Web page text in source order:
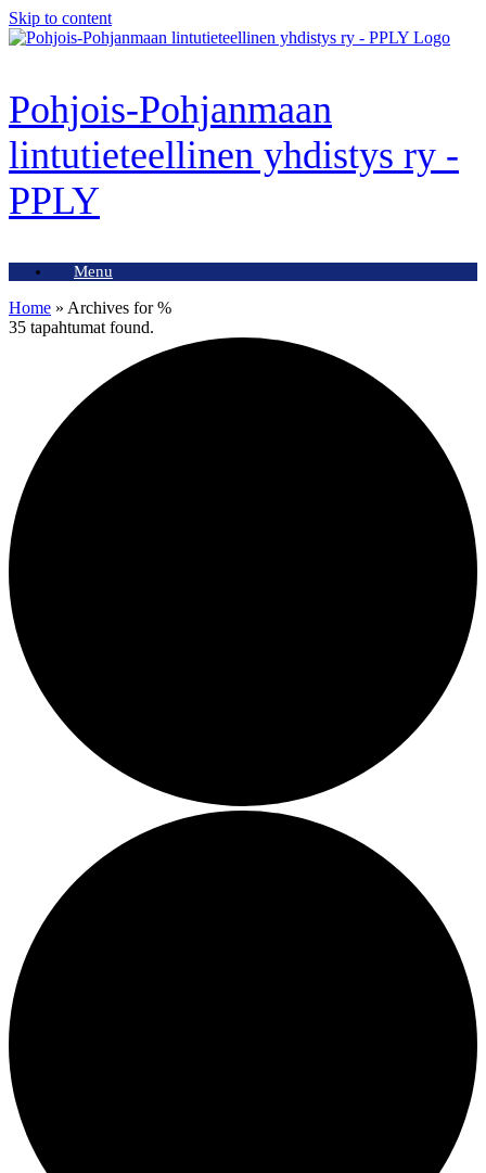
Skip to content
Pohjois-Pohjanmaan
lintutieteellinen yhdistys ry -
PPLY
Menu
Home » Archives for %
35 tapahtumat found.